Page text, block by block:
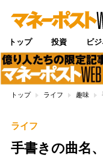
トップ 投資 ビ
トップ ライフ 趣味
ライフ
手書きの曲名